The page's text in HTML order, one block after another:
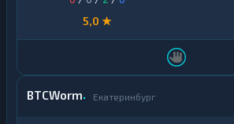
5,0 ★
BTCWorm Екатеринбург